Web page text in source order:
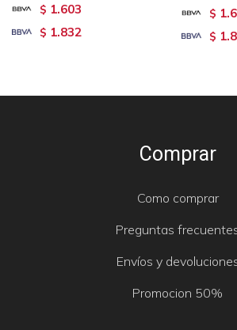
$ 1.603
$ 1.832
$
$
Comprar
Como comprar
Preguntas
Envíos y
Promocion 50%